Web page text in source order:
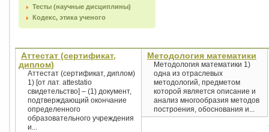
Тесты (научные дисциплины)
Кодекс, этика ученого
Аттестат (сертификат,
диплом)
Аттестат (сертификат, диплом)
1) [от лат. attestatio
свидетельство] – (1) документ,
подтверждающий окончание
определенного
образовательного учреждения
и...
Методология математики
Методология математики 1)
одна из отраслевых
методологий, предметом
которой является описание и
анализ многообразия методов
построения, обоснования и...